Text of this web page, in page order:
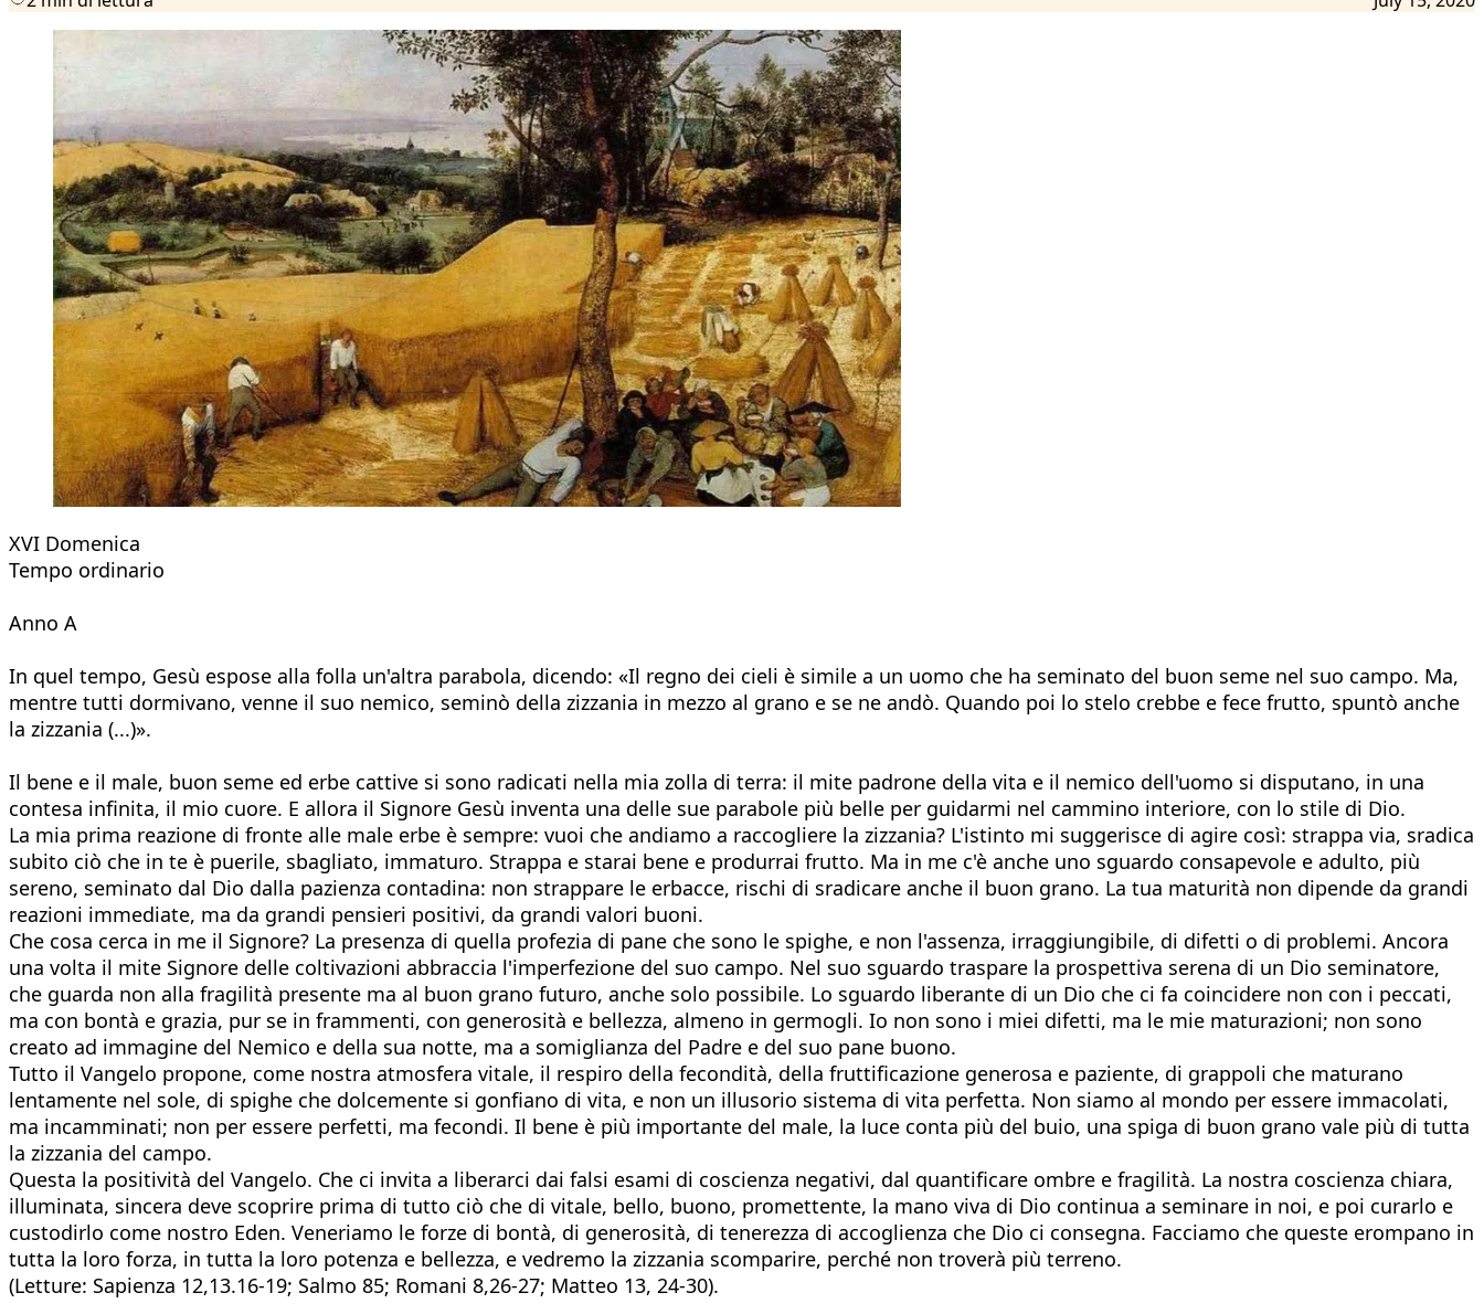
XVI Domenica
Tempo ordinario
Anno A
In quel tempo, Gesù espose alla folla un'altra parabola, dicendo: «Il regno dei cieli è simile a un uomo che ha seminato del buon seme nel suo campo. Ma,
mentre tutti dormivano, venne il suo nemico, seminò della zizzania in mezzo al grano e se ne andò. Quando poi lo stelo crebbe e fece frutto, spuntò anche
la zizzania (...)».
Il bene e il male, buon seme ed erbe cattive si sono radicati nella mia zolla di terra: il mite padrone della vita e il nemico dell'uomo si disputano, in una
contesa infinita, il mio cuore. E allora il Signore Gesù inventa una delle sue parabole più belle per guidarmi nel cammino interiore, con lo stile di Dio.
La mia prima reazione di fronte alle male erbe è sempre: vuoi che andiamo a raccogliere la zizzania? L'istinto mi suggerisce di agire così: strappa via, sradica
subito ciò che in te è puerile, sbagliato, immaturo. Strappa e starai bene e produrrai frutto. Ma in me c'è anche uno sguardo consapevole e adulto, più
sereno, seminato dal Dio dalla pazienza contadina: non strappare le erbacce, rischi di sradicare anche il buon grano. La tua maturità non dipende da grandi
reazioni immediate, ma da grandi pensieri positivi, da grandi valori buoni.
Che cosa cerca in me il Signore? La presenza di quella profezia di pane che sono le spighe, e non l'assenza, irraggiungibile, di difetti o di problemi. Ancora
una volta il mite Signore delle coltivazioni abbraccia l'imperfezione del suo campo. Nel suo sguardo traspare la prospettiva serena di un Dio seminatore,
che guarda non alla fragilità presente ma al buon grano futuro, anche solo possibile. Lo sguardo liberante di un Dio che ci fa coincidere non con i peccati,
ma con bontà e grazia, pur se in frammenti, con generosità e bellezza, almeno in germogli. Io non sono i miei difetti, ma le mie maturazioni; non sono
creato ad immagine del Nemico e della sua notte, ma a somiglianza del Padre e del suo pane buono.
Tutto il Vangelo propone, come nostra atmosfera vitale, il respiro della fecondità, della fruttificazione generosa e paziente, di grappoli che maturano
lentamente nel sole, di spighe che dolcemente si gonfiano di vita, e non un illusorio sistema di vita perfetta. Non siamo al mondo per essere immacolati,
ma incamminati; non per essere perfetti, ma fecondi. Il bene è più importante del male, la luce conta più del buio, una spiga di buon grano vale più di tutta
la zizzania del campo.
Questa la positività del Vangelo. Che ci invita a liberarci dai falsi esami di coscienza negativi, dal quantificare ombre e fragilità. La nostra coscienza chiara,
illuminata, sincera deve scoprire prima di tutto ciò che di vitale, bello, buono, promettente, la mano viva di Dio continua a seminare in noi, e poi curarlo e
custodirlo come nostro Eden. Veneriamo le forze di bontà, di generosità, di tenerezza di accoglienza che Dio ci consegna. Facciamo che queste erompano in
tutta la loro forza, in tutta la loro potenza e bellezza, e vedremo la zizzania scomparire, perché non troverà più terreno.
(Letture: Sapienza 12,13.16-19; Salmo 85; Romani 8,26-27; Matteo 13, 24-30).